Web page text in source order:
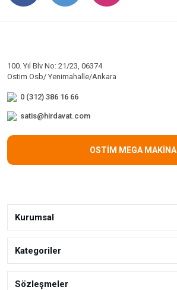
100. Yıl Blv No: 21/23, 06374
Ostim Osb/ Yenimahalle/Ankara
0 (312) 386 16 66
satis@hirdavat.com
OSTİM MEGA MAKİNA
Kurumsal
Kategoriler
Sözleşmeler